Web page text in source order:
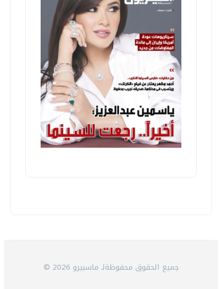
© 2026 جميع الحقوق محفوظةلـ ماسبيرو